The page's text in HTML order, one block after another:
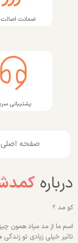
ضمانت اصالت
پشتیبانی
صفحه اصلی
درباره
کو مد ؟
اسم ما از مد میاد همون
تاثیر خیلی زیادی تو